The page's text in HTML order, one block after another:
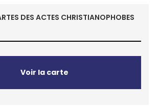
DES ACTES CHRISTIANOPHOBES
Voir la carte